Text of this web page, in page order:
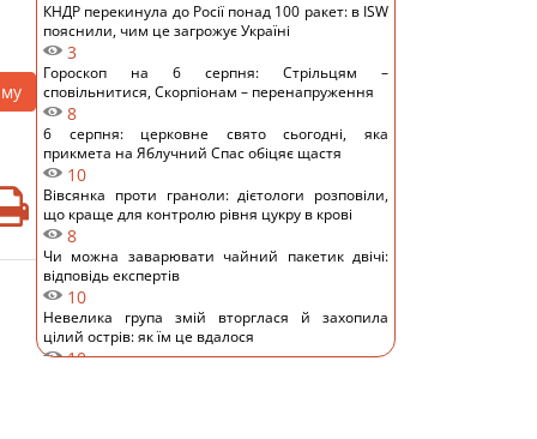
КНДР перекинула до Росії понад 100 ракет: в ISW
пояснили, чим це загрожує Україні
3
Гороскоп на 6 серпня: Стрільцям –
сповільнитися, Скорпіонам – перенапруження
8
6 серпня: церковне свято сьогодні, яка
прикмета на Яблучний Спас обіцяє щастя
10
Вівсянка проти граноли: дієтологи розповіли,
що краще для контролю рівня цукру в крові
8
Чи можна заварювати чайний пакетик двічі:
відповідь експертів
10
Невелика група змій вторглася й захопила
цілий острів: як їм це вдалося
10